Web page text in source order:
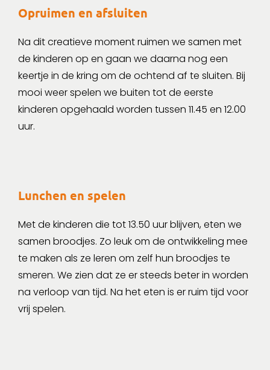
Opruimen en afsluiten
Na dit creatieve moment ruimen we samen met
de kinderen op en gaan we daarna nog een
keertje in de kring om de ochtend af te sluiten. Bij
mooi weer spelen we buiten tot de eerste
kinderen opgehaald worden tussen 11.45 en 12.00
uur.
Lunchen en spelen
Met de kinderen die tot 13.50 uur blijven, eten we
samen broodjes. Zo leuk om de ontwikkeling mee
te maken als ze leren om zelf hun broodjes te
smeren. We zien dat ze er steeds beter in worden
na verloop van tijd. Na het eten is er ruim tijd voor
vrij spelen.